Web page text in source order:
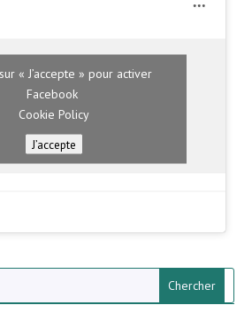
« J’accepte » pour activer
Facebook
Cookie Policy
J’accepte